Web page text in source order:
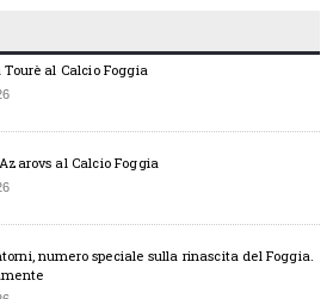
al Calcio Foggia
al Calcio Foggia
numero speciale sulla rinascita del Foggia.